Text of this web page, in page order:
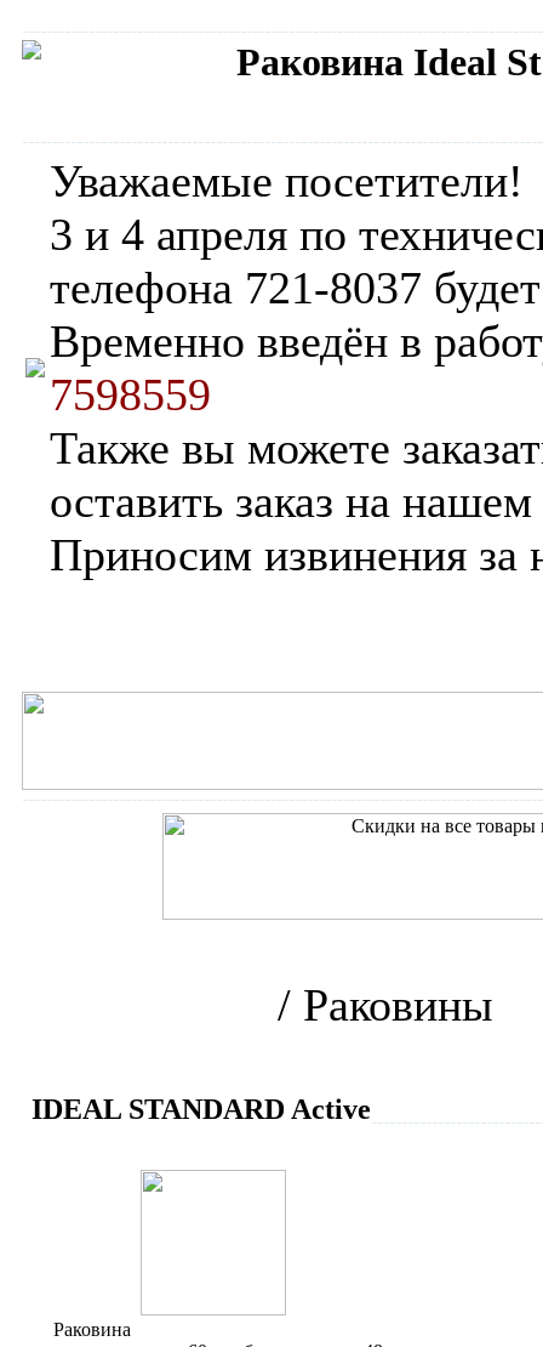
Раковина Ideal
Уважаемые посетители!
3 и 4 апреля по
телефона 721-8037
Временно введён в
7598559
Также вы можете
оставить заказ на нашем
Приносим извинения за
/ Раковины
IDEAL STANDARD Active
Раковина